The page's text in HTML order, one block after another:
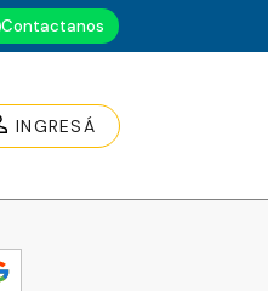
Contactanos
INGRESÁ